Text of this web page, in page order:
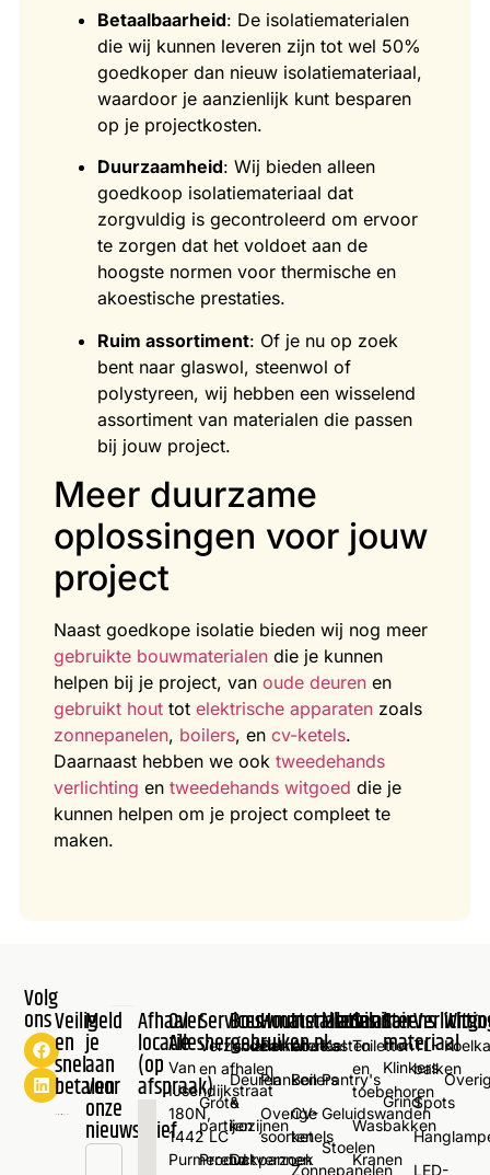
Betaalbaarheid: De isolatiematerialen
die wij kunnen leveren zijn tot wel 50%
goedkoper dan nieuw isolatiemateriaal,
waardoor je aanzienlijk kunt besparen
op je projectkosten.
Duurzaamheid: Wij bieden alleen
goedkoop isolatiemateriaal dat
zorgvuldig is gecontroleerd om ervoor
te zorgen dat het voldoet aan de
hoogste normen voor thermische en
akoestische prestaties.
Ruim assortiment: Of je nu op zoek
bent naar glaswol, steenwol of
polystyreen, wij hebben een wisselend
assortiment van materialen die passen
bij jouw project.
Meer duurzame
oplossingen voor jouw
project
Naast goedkope isolatie bieden wij nog meer
gebruikte bouwmaterialendie je kunnen
helpen bij je project, van oude deurenen
gebruikt houttot elektrische apparatenzoals
zonnepanelen, boilers, en cv-ketels.
Daarnaast hebben we ook tweedehands
verlichting en tweedehands witgoed die je
kunnen helpen om je project compleet te
maken.
Volg
onsVeilig
en
snel
betalen
Meld
je
aan
voor
onze
nieuwsbrief
Afhaal
locatie
(op
afspraak)
Over
Alleshergebruiken.nl
Van
IJsendijkstraat
180N,
1442 LC
Purmerend
Services
Verzenden
en afhalen
Grote
partijen
Productverzoek
Bouwmaterialen
Isolatiemateriaal
Deuren
&
kozijnen
Dakpannen
Hout
Balken
Planken
Overige
soorten
Installaties
Airco's
Boilers
CV-
ketels
Zonnepanelen
Meubilair
Kasten
Pantry's
Geluidswanden
Stoelen
Sanitair
Toiletten
en
toebehoren
Wasbakken
Kranen
Steens
materiaal
Klinkers
Grind
TL-
balken
Spots
LED-